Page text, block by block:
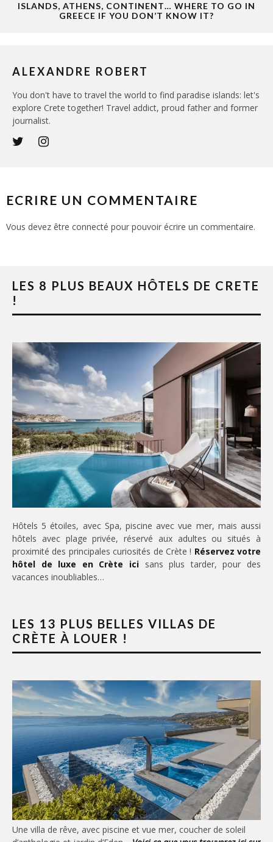
ISLANDS, ATHENS, CONTINENT… WHERE TO GO IN
GREECE IF YOU DON’T KNOW IT?
ALEXANDRE ROBERT
You don't have to travel the world to find paradise islands: let's
explore Crete together! Travel addict, proud father and former
journalist.
ECRIRE UN COMMENTAIRE
Vous devez être connecté pour pouvoir écrire un commentaire.
LES 8 PLUS BEAUX HÔTELS DE CRETE
!
Hôtels 5 étoiles, avec Spa, piscine avec vue mer, mais aussi
hôtels avec plage privée, réservé aux adultes ou situés à
proximité des principales curiosités de Crète ! Réservez votre
hôtel de luxe en Crète ici sans plus tarder, pour des
vacances inoubliables…
LES 13 PLUS BELLES VILLAS DE
CRÈTE À LOUER !
Une villa de rêve, avec piscine et vue mer, coucher de soleil